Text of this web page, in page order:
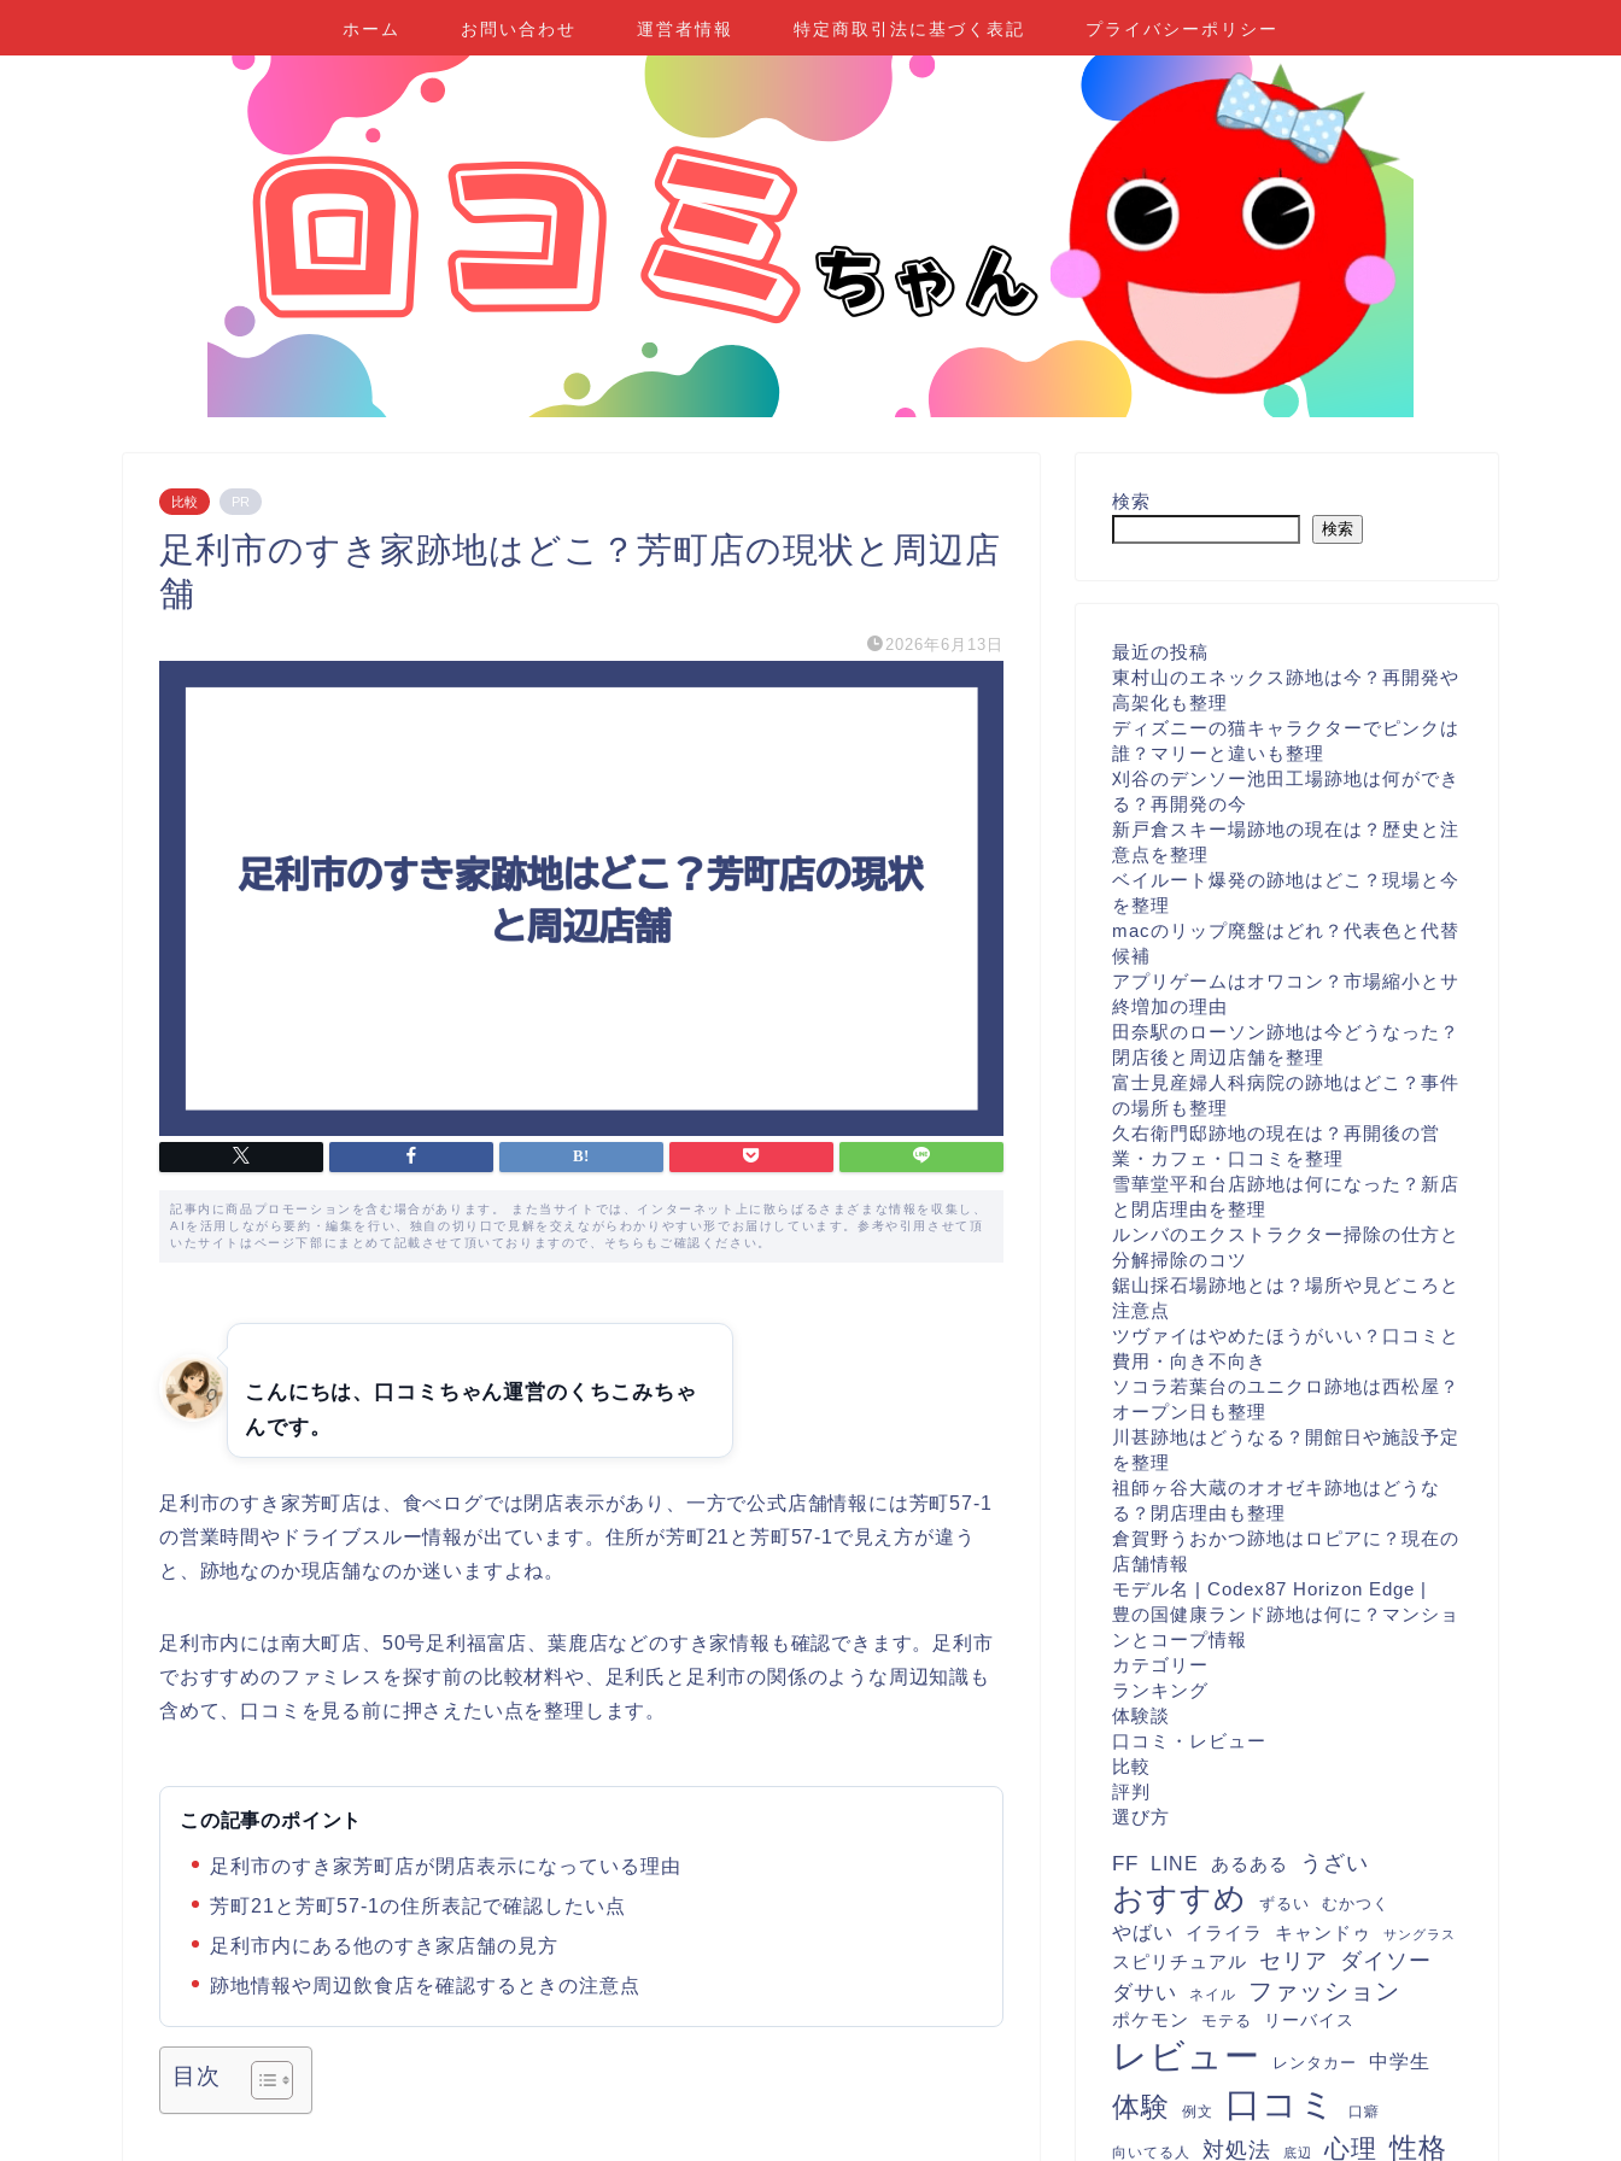
ホーム お問い合わせ 運営者情報 特定商取引法に基づく表記 プライバシーポリシー
比較 PR
足利市のすき家跡地はどこ？芳町店の現状と周辺店
舗
2026年6月13日
記事内に商品プロモーションを含む場合があります。 また当サイトでは、インターネット上に散らばるさまざまな情報を収集し、
AIを活用しながら要約・編集を行い、独自の切り口で見解を交えながらわかりやすい形でお届けしています。参考や引用させて頂
いたサイトはページ下部にまとめて記載させて頂いておりますので、そちらもご確認ください。
こんにちは、口コミちゃん運営のくちこみちゃ
んです。
足利市のすき家芳町店は、食べログでは閉店表示があり、一方で公式店舗情報には芳町57-1
の営業時間やドライブスルー情報が出ています。住所が芳町21と芳町57-1で見え方が違う
と、跡地なのか現店舗なのか迷いますよね。
足利市内には南大町店、50号足利福富店、葉鹿店などのすき家情報も確認できます。足利市
でおすすめのファミレスを探す前の比較材料や、足利氏と足利市の関係のような周辺知識も
含めて、口コミを見る前に押さえたい点を整理します。
この記事のポイント
足利市のすき家芳町店が閉店表示になっている理由
芳町21と芳町57-1の住所表記で確認したい点
足利市内にある他のすき家店舗の見方
跡地情報や周辺飲食店を確認するときの注意点
目次
検索
検索
最近の投稿
東村山のエネックス跡地は今？再開発や
高架化も整理
ディズニーの猫キャラクターでピンクは
誰？マリーと違いも整理
刈谷のデンソー池田工場跡地は何ができ
る？再開発の今
新戸倉スキー場跡地の現在は？歴史と注
意点を整理
ベイルート爆発の跡地はどこ？現場と今
を整理
macのリップ廃盤はどれ？代表色と代替
候補
アプリゲームはオワコン？市場縮小とサ
終増加の理由
田奈駅のローソン跡地は今どうなった？
閉店後と周辺店舗を整理
富士見産婦人科病院の跡地はどこ？事件
の場所も整理
久右衛門邸跡地の現在は？再開後の営
業・カフェ・口コミを整理
雪華堂平和台店跡地は何になった？新店
と閉店理由を整理
ルンバのエクストラクター掃除の仕方と
分解掃除のコツ
鋸山採石場跡地とは？場所や見どころと
注意点
ツヴァイはやめたほうがいい？口コミと
費用・向き不向き
ソコラ若葉台のユニクロ跡地は西松屋？
オープン日も整理
川甚跡地はどうなる？開館日や施設予定
を整理
祖師ヶ谷大蔵のオオゼキ跡地はどうな
る？閉店理由も整理
倉賀野うおかつ跡地はロピアに？現在の
店舗情報
モデル名 | Codex87 Horizon Edge |
豊の国健康ランド跡地は何に？マンショ
ンとコープ情報
カテゴリー
ランキング
体験談
口コミ・レビュー
比較
評判
選び方
FF LINE あるある うざい
おすすめ ずるい むかつく
やばい イライラ キャンドゥ サングラス
スピリチュアル セリア
ダイソー
ダサい
ネイル ファッション
ポケモン モテる リーバイス
レビュー レンタカー 中学生
体験 例文 口コミ 口癖
向いてる人 対処法 底辺 心理 性格